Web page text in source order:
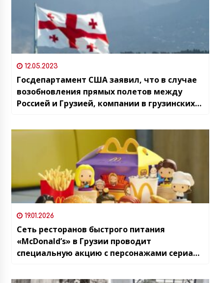
12.05.2023
Госдепартамент США заявил, что в случае
возобновления прямых полетов между
Россией и Грузией, компании в грузинских
санкций
19.01.2026
Сеть ресторанов быстрого питания
«McDonald’s» в Грузии проводит
специальную акцию с персонажами сериала